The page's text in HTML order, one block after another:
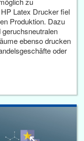
Latex Drucker fiel
Produktion. Dazu
ebenso drucken
oder